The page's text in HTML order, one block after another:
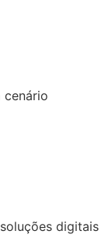
cenário
digitais